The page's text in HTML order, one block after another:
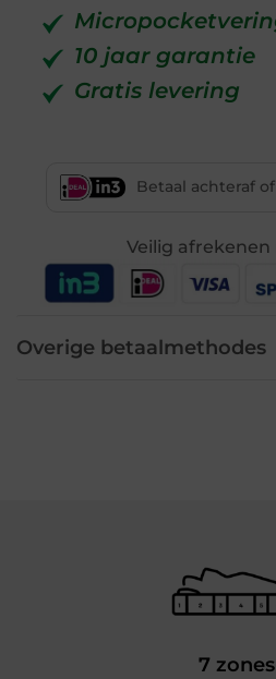
10 jaar garantie
Gratis levering
Betaal achteraf
Veilig afrekenen
Overige betaalmethodes
7 zones